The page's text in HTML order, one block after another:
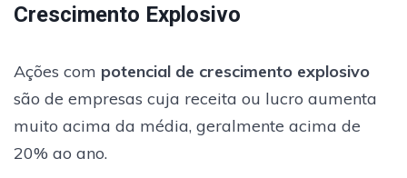
Crescimento Explosivo
Ações com potencial de crescimento explosivo
são de empresas cuja receita ou lucro aumenta
muito acima da média, geralmente acima de
20% ao ano.